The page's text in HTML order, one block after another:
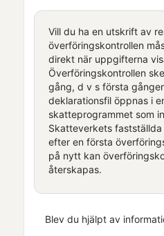
Vill du ha en utskrift av
överföringskontrollen
direkt när uppgifterna
Överföringskontrollen
gång, d v s första
deklarationsfil öppnas i
skatteprogrammet som
Skatteverkets
efter en första
på nytt kan
återskapas.
Blev du hjälpt av